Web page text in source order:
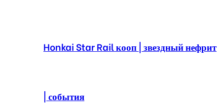
Honkai Star Rail кооп | звездный нефрит
| события